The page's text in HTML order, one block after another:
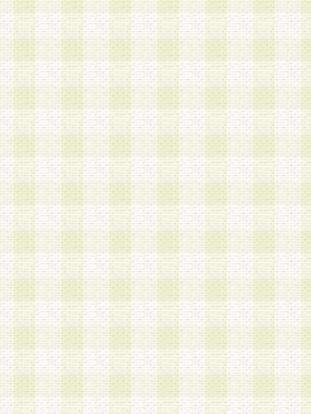
a.既に登録されている会員と同一のメールアドレ
録する場合
b.本サービスと同様のサービスを提供している企
業に従事していると思われる本人またはその家族
場合
c.その他当社が不適切と判断する場合
2.当社は、会員登録希望者を会員として承認する
した 場合、会員登録希望者による会員登録手続
による承認後の場合であっても、会員登録の取り
の抹消を、当社が適切と判 断する方法・手段に
とができるものとします。
3.会員登録希望者が18歳未満、成年被後見人、被
人 である場合は、親権者などの法定代理人の同
録を行うものとします。なお、義務教育学齢に該
者については、登録時に 当社が別途定める方法
権者による承認手続きを行うものとします。
第3条 会員の登録方法
1.会員登録手続きは、会員登録希望者本人が行う
る登録は一切認められないものとします。
2.会員登録希望者は、本規約に同意の後、当社指